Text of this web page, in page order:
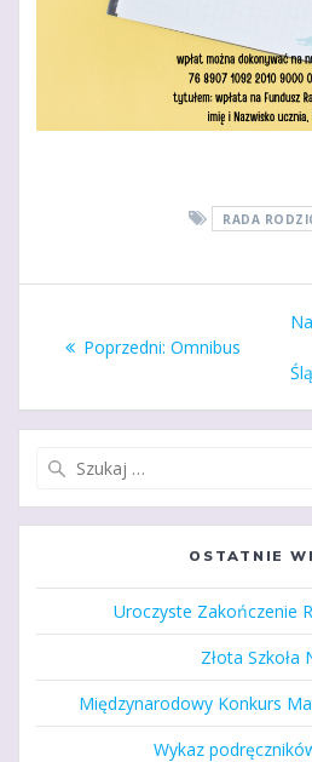
RADA
wpisu
Poprzedni: Poprzedni
Omnibus
OSTATNIE
Uroczyste Zakończenie
Złota Szkoła
Międzynarodowy Konkurs
Wykaz